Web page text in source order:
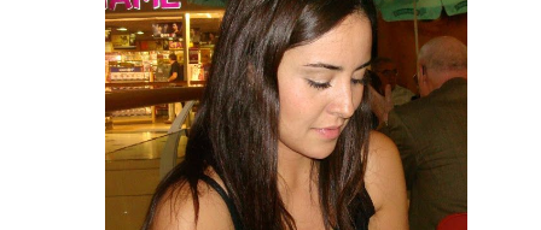
opcionales.
necesarias
funcione la